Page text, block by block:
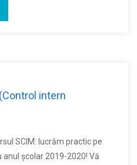
intern
SCIM: lucrăm practic pe
școlar 2019-2020! Vă